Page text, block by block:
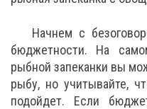
Начнем с
бюджетности. На
рыбной запеканки вы
рыбу, но учитывайте,
подойдет. Если